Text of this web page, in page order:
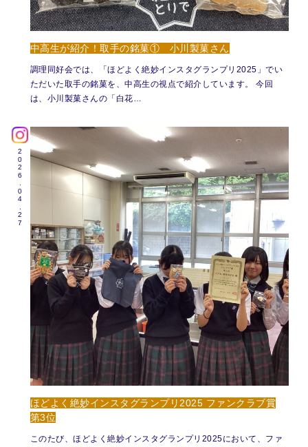
中高生が紹介！取手の銘菓① 小川製菓さん
調理同好会では、「ほどよく絶妙インスタグランプリ2025」でい
ただいた取手の銘菓を、中高生の視点で紹介しています。 今回
は、小川製菓さんの「白花…
2026.04.27
ほどよく絶妙インスタグランプリ2025 ファンクラブ賞
第3位
このたび、ほどよく絶妙インスタグランプリ2025において、ファ